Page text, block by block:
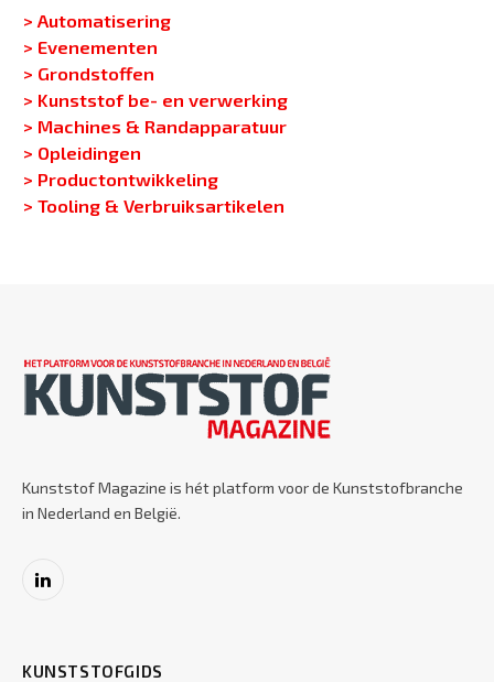
> Automatisering
> Evenementen
> Grondstoffen
> Kunststof be- en verwerking
> Machines & Randapparatuur
> Opleidingen
> Productontwikkeling
> Tooling & Verbruiksartikelen
Kunststof Magazine is hét platform voor de Kunststofbranche
in Nederland en België.
LinkedIn
KUNSTSTOFGIDS